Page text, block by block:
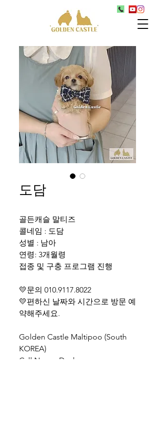
도담
골든캐슬 말티즈
콜네임 : 도담
성별 : 남아
연령: 3개월령
접종 및 구충 프로그램 진행
💛문의 010.9117.8022
💛편하신 날짜와 시간으로 방문 예
약해주세요.
Golden Castle Maltipoo (South
KOREA)
Call Name: Dodam